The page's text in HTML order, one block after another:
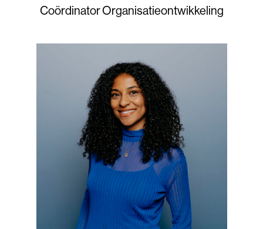
Coördinator Organisatieontwikkeling